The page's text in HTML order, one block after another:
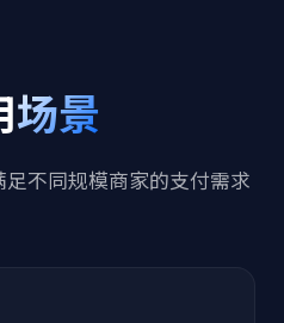
场景
不同规模商家的支付需求